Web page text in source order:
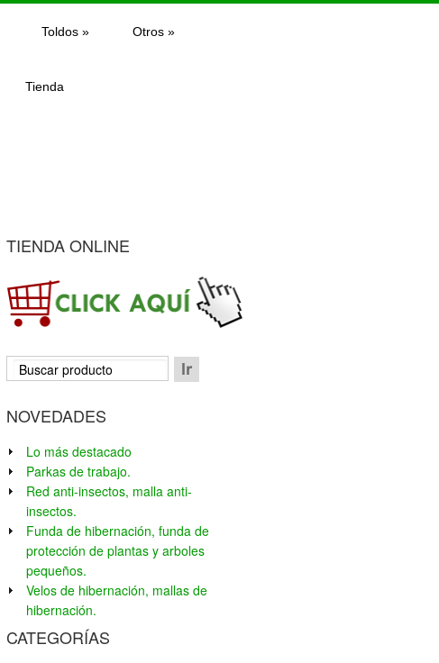
Toldos » Otros»
Tienda
TIENDA ONLINE
NOVEDADES
Lo más destacado
Parkas de trabajo.
Red anti-insectos, malla anti-
insectos.
Funda de hibernación, funda de
protección de plantas y arboles
pequeños.
Velos de hibernación, mallas de
hibernación.
CATEGORÍAS